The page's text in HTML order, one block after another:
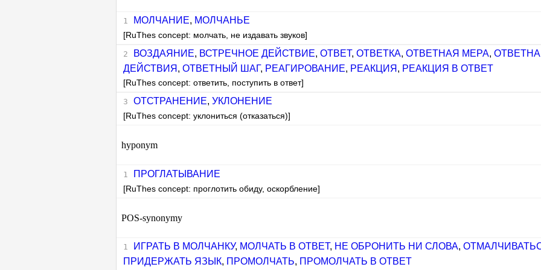
МОЛЧАНИЕ, МОЛЧАНЬЕ
[RuThes concept: молчать, не издавать звуков]
ВОЗДАЯНИЕ, ВСТРЕЧНОЕ ДЕЙСТВИЕ, ОТВЕТ, ОТВЕТКА, ОТВЕТНАЯ МЕРА,
ДЕЙСТВИЯ ,ОТВЕТНЫЙ ШАГ, РЕАГИРОВАНИЕ, РЕАКЦИЯ , РЕАКЦИЯ В ОТВЕТ
[RuThes concept: ответить, поступить в ответ]
ОТСТРАНЕНИЕ, УКЛОНЕНИЕ
[RuThes concept: уклониться (отказаться)]
hyponym
ПРОГЛАТЫВАНИЕ
[RuThes concept: проглотить обиду, оскорбление]
POS-synonymy
ИГРАТЬ В МОЛЧАНКУ, МОЛЧАТЬ В ОТВЕТ, НЕ ОБРОНИТЬ НИ СЛОВА,
ПРИДЕРЖАТЬ ЯЗЫК, ПРОМОЛЧАТЬ, ПРОМОЛЧАТЬ В ОТВЕТ